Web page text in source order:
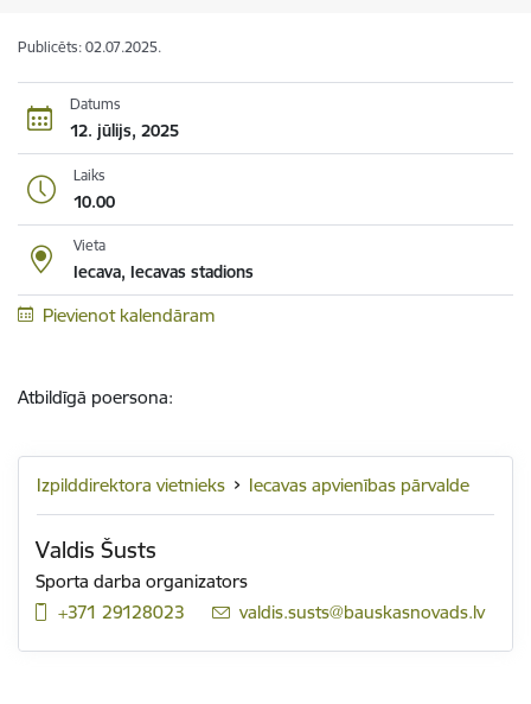
Publicēts: 02.07.2025.
Datums
12. jūlijs, 2025
Laiks
10.00
Vieta
Iecava, Iecavas stadions
Pievienot kalendāram
Atbildīgā poersona:
Izpilddirektora vietnieks Iecavas apvienības pārvalde
Valdis Šusts
Sporta darba organizators
+371 29128023
E-pasts:
valdis.susts@bauskasnovads.lv